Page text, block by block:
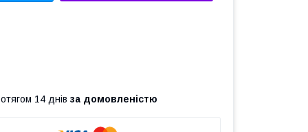
14 днів за домовленістю